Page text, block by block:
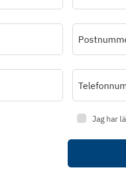
Jag har